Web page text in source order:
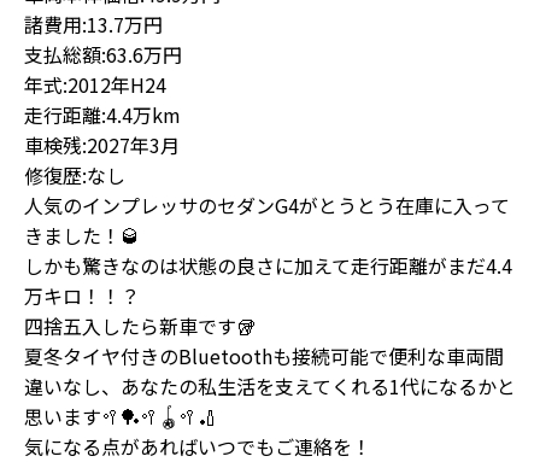
諸費用:13.7万円
支払総額:63.6万円
年式:2012年H24
走行距離:4.4万km
車検残:2027年3月
修復歴:なし
人気のインプレッサのセダンG4がとうとう在庫に入って
きました！🥃
しかも驚きなのは状態の良さに加えて走行距離がまだ4.4
万キロ！！？
四捨五入したら新車です🥡
夏冬タイヤ付きのBluetoothも接続可能で便利な車両間
違いなし、あなたの私生活を支えてくれる1代になるかと
思います🥍🏓🥍🪀🥍🏏
気になる点があればいつでもご連絡を！